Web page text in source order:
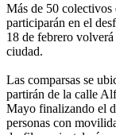
Más de 50 colectivos
participarán en el
18 de febrero
ciudad.
Las comparsas se
partirán de la calle
Mayo finalizando el
personas con